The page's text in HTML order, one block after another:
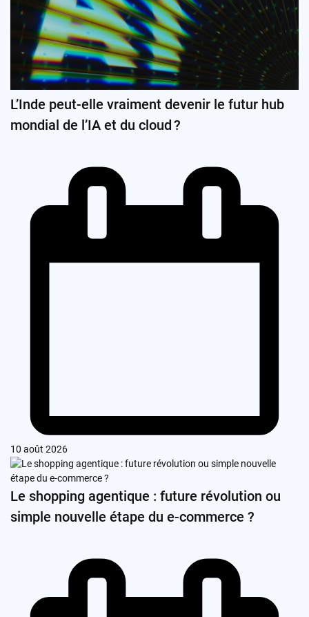
L’Inde peut-elle vraiment devenir le futur hub
mondial de l’IA et du cloud ?
10 août 2026
Le shopping agentique : future révolution ou
simple nouvelle étape du e-commerce ?